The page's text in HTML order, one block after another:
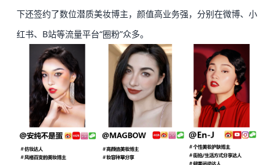
下还签约了数位潜质美妆博主，颜值高业务强，分别在微博、小
红书、B站等流量平台“圈粉”众多。